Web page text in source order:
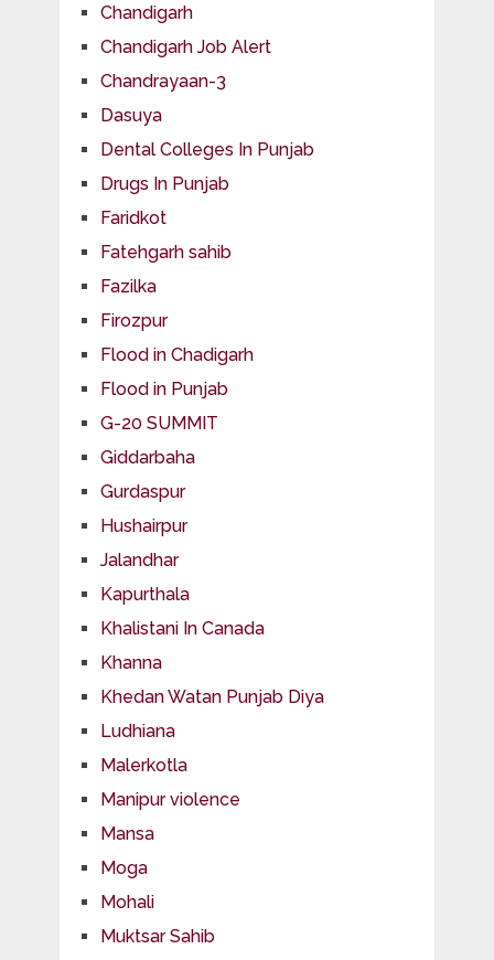
Chandigarh
Chandigarh Job Alert
Chandrayaan-3
Dasuya
Dental Colleges In Punjab
Drugs In Punjab
Faridkot
Fatehgarh sahib
Fazilka
Firozpur
Flood in Chadigarh
Flood in Punjab
G-20 SUMMIT
Giddarbaha
Gurdaspur
Hushairpur
Jalandhar
Kapurthala
Khalistani In Canada
Khanna
Khedan Watan Punjab Diya
Ludhiana
Malerkotla
Manipur violence
Mansa
Moga
Mohali
Muktsar Sahib